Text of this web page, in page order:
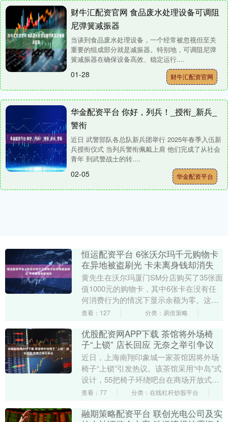
财牛汇配资官网 食品废水处理设备可调阻
尼弹簧减振器
当谈到食品废水处理设备，一个经常被忽视但至关
重要的组成部分就是减振器。特别地，可调阻尼弹
簧减振器在确保设备高效、稳定运行....
01-28 财牛汇配资官网
华金配资平台 你好，列兵！_授衔_新兵_
警衔
近日 武警部队各总队新兵团举行 2025年春季入伍新
兵授衔仪式 当列兵警衔佩戴上肩 他们完成了从社会
青年 到武警战士的转....
02-05 华金配资平台
恒运配资平台 6张沃尔玛千元购物卡
在异地被盗刷光 卡未离身钱却消失
黄先生在沃尔玛厦门SM分店购买了35张面
值1000元的购物卡，其中6张卡在没有任
何消费行为的情况下显示余额为零。这些
卡的状态被标注为已在深圳某门店被消
查看：127 分类：易倍策略
优股配资网APP下载 茶馆将外场椅
子“上锁” 店长回应 无奈之举引争议
近日，上海南翔印象城一家茶馆因将外场
椅子“上锁”引发热议。该茶馆采用“中岛”式
设计，55把椅子环绕吧台在商场开放式陈
列。店长表示，之前椅子供路人随意落
查看：77 分类：在线杠杆炒股平台
融期策略配资平台 联创光电公司及实